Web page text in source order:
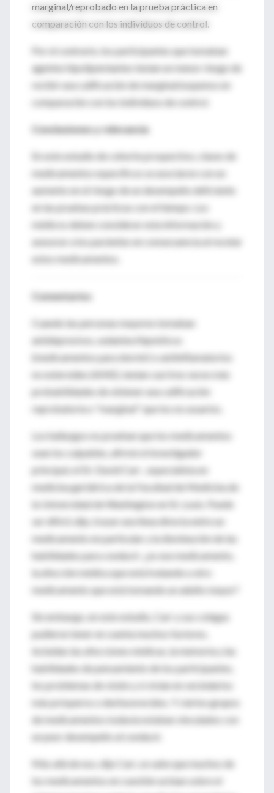
marginal/reprobado en la prueba práctica en
comparación con los individuos de control.
Por el contrario, los participantes que tomaban
agentes hipolipemiantes tenían un menor riesgo de
recibir una calificación de marginal/suspenso en
comparación con los individuos de control.
Conclusiones y relevancia
En este estudio de cohorte prospectivo, clases de
medicamentos específicos se asociaron con un
aumento en el riesgo de un desempeño deficiente
en las pruebas prácticas con el tiempo. Los
médicos deben considerar esta información y
asesorar a los pacientes en consecuencia al recetar
estos medicamentos.
Comentarios
Cuando las personas mayores tomaban
antidepresivos, sedantes/hipnóticos
(medicamentos para dormir) o antiinflamatorios
no esteroides (AINE), tenían casi tres veces más
probabilidades de obtener una calificación
reprobatoria o "marginal" que los no usuarios.
Los hallazgos no prueban que los medicamentos
sean los culpables, afirmó el investigador
principal, el Dr. David Carr , especialista en
medicina geriátrica de la Facultad de Medicina de
la Universidad de Washington en St. Louis. Puede
ser difícil, dijo, trazar una línea directa entre un
medicamento en particular y la disminución de las
habilidades para conducir: ¿es ese medicamento,
la afección médica que está tratando u otro
medicamento que está tomando un adulto mayor?
Sin embargo, en este estudio, Carr y sus colegas
pudieron tener en cuenta muchos factores,
incluidas las afecciones médicas, la memoria y las
habilidades de pensamiento de los participantes,
los problemas de visión y si vivían en vecindarios
más prósperos o desfavorecidos. Y ciertos grupos
de medicamentos todavía estaban vinculados con
un peor desempeño al conducir.
Más allá de eso, dijo Carr, se sabe que muchos de
los medicamentos en cuestión actúan sobre el